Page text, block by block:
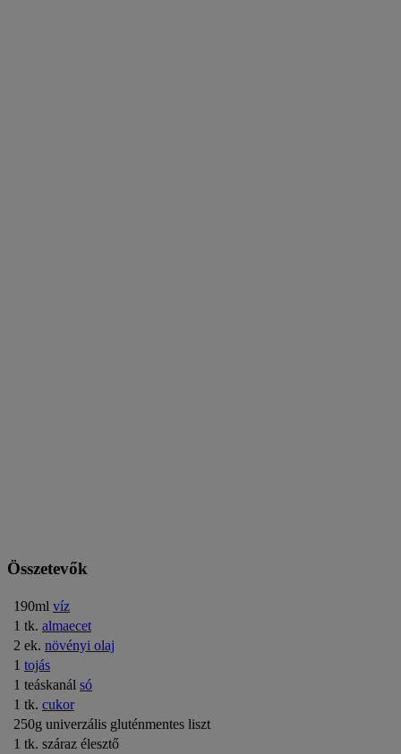
Összetevők
190ml víz
1 tk. almaecet
2 ek. növényi olaj
1 tojás
1 teáskanál só
1 tk. cukor
250g univerzális gluténmentes liszt
1 tk. száraz élesztő